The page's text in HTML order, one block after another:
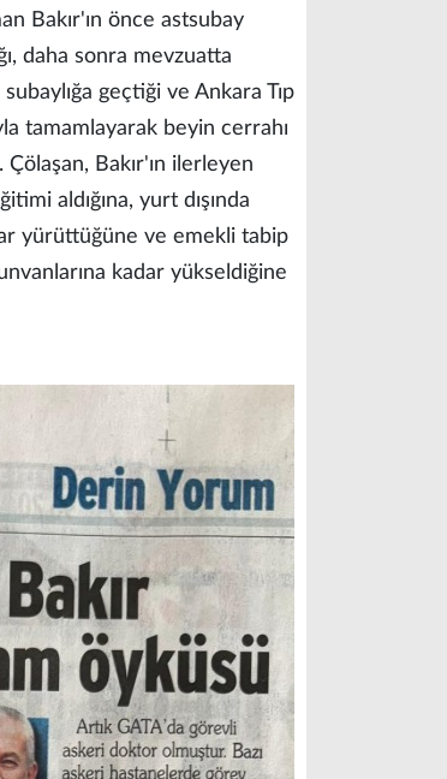
Bakır'ın önce astsubay
daha sonra mevzuatta
geçtiği ve Ankara Tıp
tamamlayarak beyin cerrahı
Bakır'ın ilerleyen
aldığına, yurt dışında
yürüttüğüne ve emekli tabip
kadar yükseldiğine